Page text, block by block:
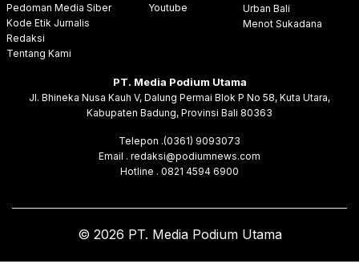
Pedoman Media Siber
Kode Etik Jurnalis
Redaksi
Tentang Kami
Youtube
Urban Bali
Menot Sukadana
PT. Media Podium Utama
Jl. Bhineka Nusa Kauh V, Dalung Permai Blok P No 58, Kuta Utara,
Kabupaten Badung, Provinsi Bali 80363
Telepon .(0361) 9093073
Email . redaksi@podiumnews.com
Hotline . 0821 4594 6900
© 2026 PT. Media Podium Utama